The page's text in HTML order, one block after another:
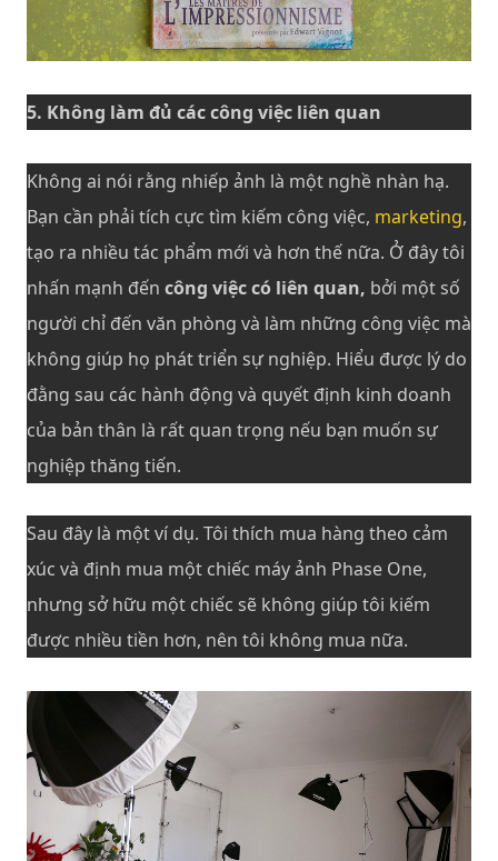
5. Không làm đủ các công việc liên quan
Không ai nói rằng nhiếp ảnh là một nghề nhàn hạ.
Bạn cần phải tích cực tìm kiếm công việc, marketing,
tạo ra nhiều tác phẩm mới và hơn thế nữa. Ở đây tôi
nhấn mạnh đến công việc có liên quan, bởi một số
người chỉ đến văn phòng và làm những công việc mà
không giúp họ phát triển sự nghiệp. Hiểu được lý do
đằng sau các hành động và quyết định kinh doanh
của bản thân là rất quan trọng nếu bạn muốn sự
nghiệp thăng tiến.
Sau đây là một ví dụ. Tôi thích mua hàng theo cảm
xúc và định mua một chiếc máy ảnh Phase One,
nhưng sở hữu một chiếc sẽ không giúp tôi kiếm
được nhiều tiền hơn, nên tôi không mua nữa.